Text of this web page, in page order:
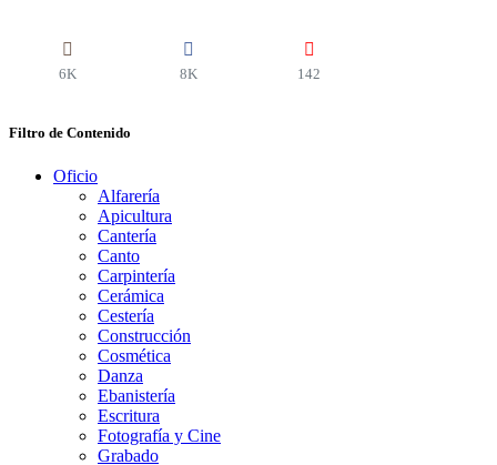
6K 8K 142
Filtro de Contenido
Oficio
Alfarería
Apicultura
Cantería
Canto
Carpintería
Cerámica
Cestería
Construcción
Cosmética
Danza
Ebanistería
Escritura
Fotografía y Cine
Grabado